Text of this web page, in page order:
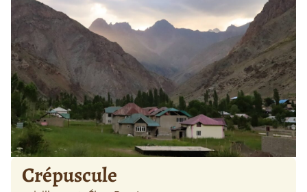
Crépuscule